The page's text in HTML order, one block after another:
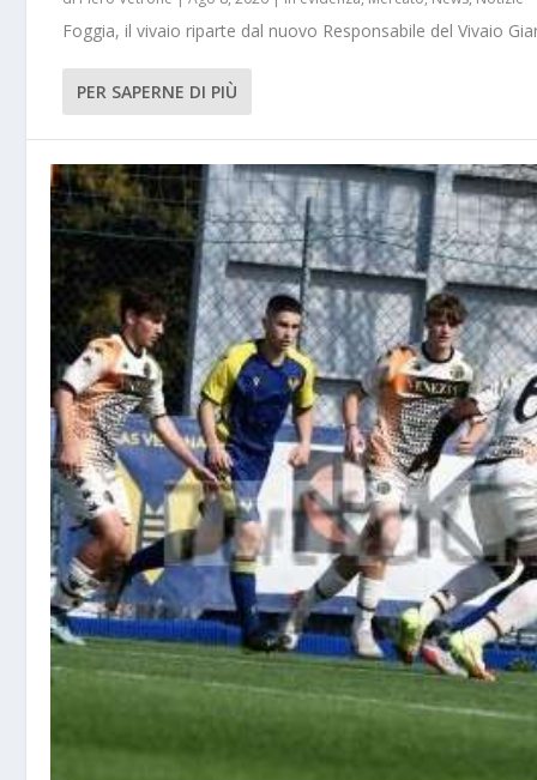
Foggia, il vivaio riparte dal nuovo Responsabile del Vivaio
PER SAPERNE DI PIÙ